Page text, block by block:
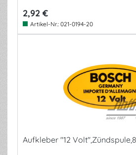
2,92 €
Artikel-Nr.: 021-0194-20
Aufkleber "12